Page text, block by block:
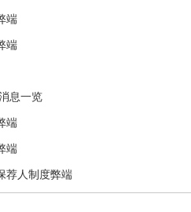
端
端
息一览
端
端
荐人制度弊端